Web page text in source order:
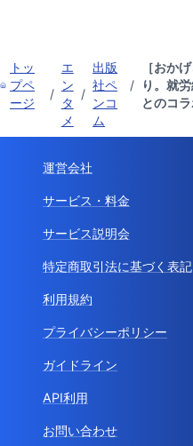
トッ
プペ
ージ
/
エ
ン
タ
メ
/
出版
社ペ
ンコ
ム
/
［おか
り。就
とのコ
運営会社
サービス・料金
サービス説明会
特定商取引法に基づく表記
利用規約
プライバシーポリシー
ガイドライン
API利用
お問い合わせ